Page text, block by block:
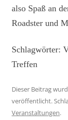
also Spaß an
Roadster und
Schlagwörter:
Treffen
Dieser Beitrag
veröffentlicht.
Veranstaltungen.